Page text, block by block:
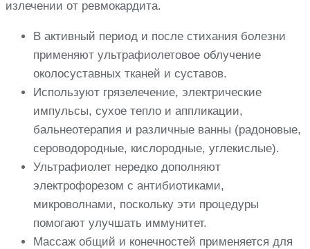
излечении от ревмокардита.
В активный период и после стихания болезни
применяют ультрафиолетовое облучение
околосуставных тканей и суставов.
Используют грязелечение, электрические
импульсы, сухое тепло и аппликации,
бальнеотерапия и различные ванны (радоновые,
сероводородные, кислородные, углекислые).
Ультрафиолет нередко дополняют
электрофорезом с антибиотиками,
микроволнами, поскольку эти процедуры
помогают улучшать иммунитет.
Массаж общий и конечностей применяется для